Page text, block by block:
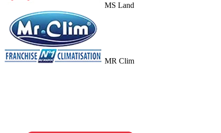
MS Land
MR Clim